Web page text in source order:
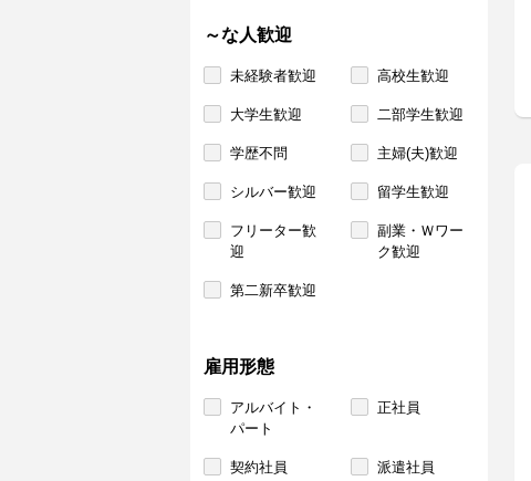
～な人歓迎
未経験者歓迎 高校生歓迎
大学生歓迎 二部学生歓迎
学歴不問 主婦(夫)歓迎
シルバー歓迎 留学生歓迎
フリーター歓
迎
副業・Ｗワー
ク歓迎
第二新卒歓迎
雇用形態
アルバイト・
パート
正社員
契約社員 派遣社員